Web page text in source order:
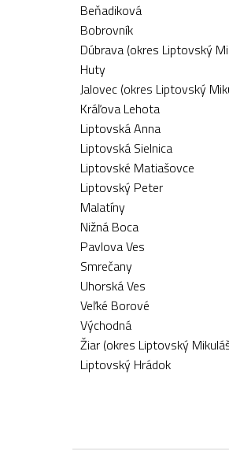
Beňadiková
Bobrovník
Dúbrava (okres Liptovský
Huty
Jalovec (okres Liptovský
Kráľova Lehota
Liptovská Anna
Liptovská Sielnica
Liptovské Matiašovce
Liptovský Peter
Malatíny
Nižná Boca
Pavlova Ves
Smrečany
Uhorská Ves
Veľké Borové
Východná
Žiar (okres Liptovský
Liptovský Hrádok